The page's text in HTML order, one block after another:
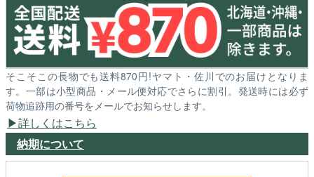
そこそこの長物でも送料870円!ヤマト・佐川でのお届けとなりま
す。一部は小型商品・メール便対応でさらに割引。発送時には必ず
荷物追跡用の番号をメールでお知らせします。
詳しくはこちら
納期について